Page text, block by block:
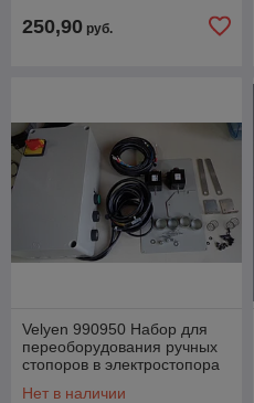
250,90 руб.
Velyen 990950 Набор для
переоборудования ручных
стопоров в электростопора
Нет в наличии